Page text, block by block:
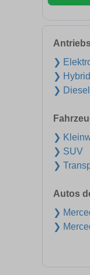
❯
❯ Hybrid
❯ Diesel
❯
❯ SUV
❯
Autos
❯
❯